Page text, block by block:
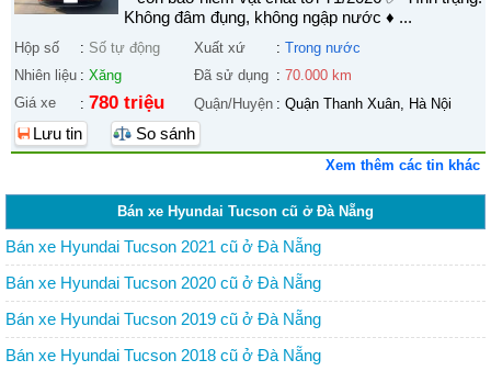
Không đâm đụng, không ngập nước ♦ ...
Hộp số : Số tự động Xuất xứ : Trong nước
Nhiên liệu : Xăng Đã sử dụng : 70.000 km
Giá xe
: 780 triệu Quận/Huyện : Quận Thanh Xuân, Hà Nội
Lưu tin So sánh
Xem thêm các tin khác
Bán xe Hyundai Tucson cũ ở Đà Nẵng
Bán xe Hyundai Tucson 2021 cũ ở Đà Nẵng
Bán xe Hyundai Tucson 2020 cũ ở Đà Nẵng
Bán xe Hyundai Tucson 2019 cũ ở Đà Nẵng
Bán xe Hyundai Tucson 2018 cũ ở Đà Nẵng